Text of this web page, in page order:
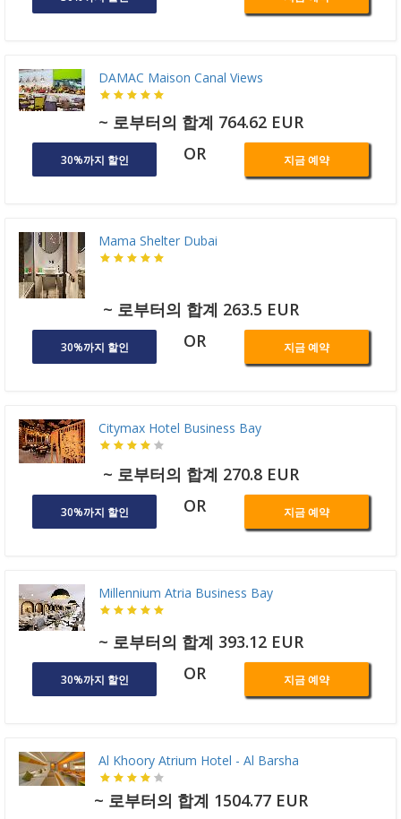
DAMAC Maison Canal Views
~ 로부터의 합계 764.62 EUR
30%까지 할인 OR 지금 예약
Mama Shelter Dubai
~ 로부터의 합계 263.5 EUR
30%까지 할인 OR 지금 예약
Citymax Hotel Business Bay
~ 로부터의 합계 270.8 EUR
30%까지 할인 OR 지금 예약
Millennium Atria Business Bay
~ 로부터의 합계 393.12 EUR
30%까지 할인 OR 지금 예약
Al Khoory Atrium Hotel - Al Barsha
~ 로부터의 합계 1504.77 EUR